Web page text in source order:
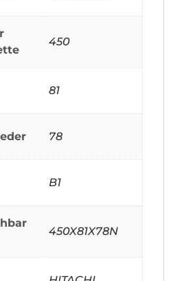
450
81
78
B1
450X81X78N